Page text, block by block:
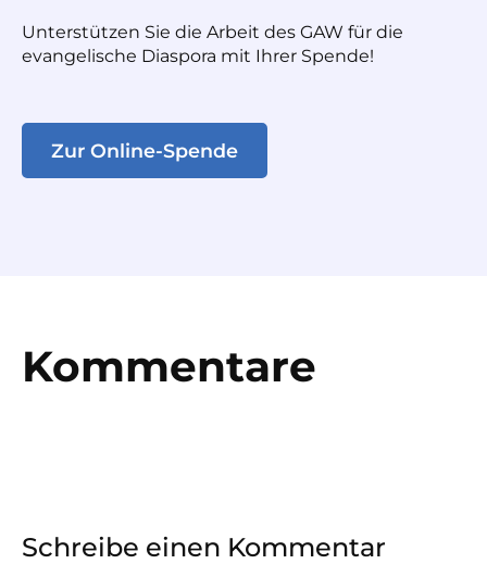
Unterstützen Sie die Arbeit des GAW für die
evangelische Diaspora mit Ihrer Spende!
Zur Online-Spende
Kommentare
Schreibe einen Kommentar